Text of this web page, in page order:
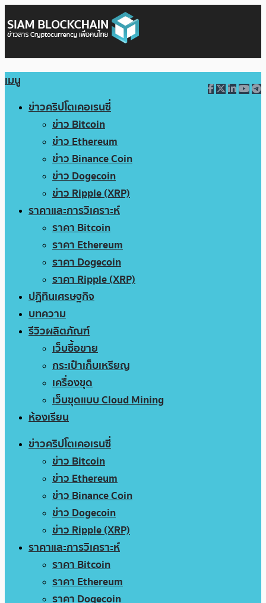
เมนู
ข่าวคริปโตเคอเรนซี่
ข่าว Bitcoin
ข่าว Ethereum
ข่าว Binance Coin
ข่าว Dogecoin
ข่าว Ripple (XRP)
ราคาและการวิเคราะห์
ราคา Bitcoin
ราคา Ethereum
ราคา Dogecoin
ราคา Ripple (XRP)
ปฏิทินเศรษฐกิจ
บทความ
รีวิวผลิตภัณฑ์
เว็บซื้อขาย
กระเป๋าเก็บเหรียญ
เครื่องขุด
เว็บขุดแบบ Cloud Mining
ห้องเรียน
ข่าวคริปโตเคอเรนซี่
ข่าว Bitcoin
ข่าว Ethereum
ข่าว Binance Coin
ข่าว Dogecoin
ข่าว Ripple (XRP)
ราคาและการวิเคราะห์
ราคา Bitcoin
ราคา Ethereum
ราคา Dogecoin